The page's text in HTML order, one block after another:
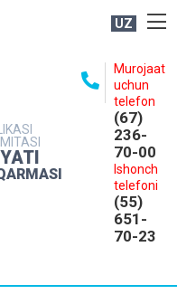
UZ
Murojaat
uchun
telefon
(67)
236-
70-00
Ishonch
telefoni
(55)
651-
70-23